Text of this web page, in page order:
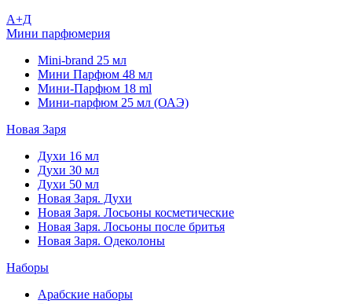
А+Д
Мини парфюмерия
Mini-brand 25 мл
Мини Парфюм 48 мл
Мини-Парфюм 18 ml
Мини-парфюм 25 мл (ОАЭ)
Новая Заря
Духи 16 мл
Духи 30 мл
Духи 50 мл
Новая Заря. Духи
Новая Заря. Лосьоны косметические
Новая Заря. Лосьоны после бритья
Новая Заря. Одеколоны
Наборы
Арабские наборы